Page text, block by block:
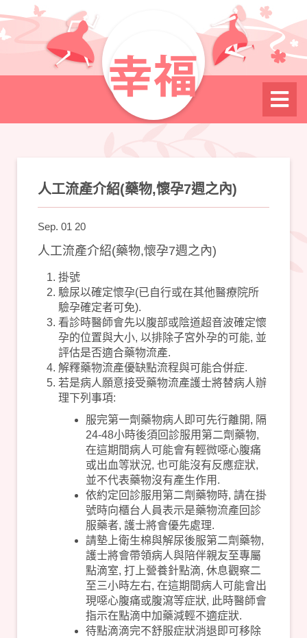
人工流產介紹(藥物,懷孕7週之內)
Sep. 01 20
人工流產介紹(藥物,懷孕7週之內)
掛號
驗尿以確定懷孕(已自行或在其他醫療院所
驗孕確定者可免).
看診時醫師會先以腹部或陰道超音波確定懷
孕的位置與大小, 以排除子宮外孕的可能, 並
評估是否適合藥物流產.
解釋藥物流產優缺點流程與可能合併症.
若是病人願意接受藥物流產護士將替病人辦
理下列事項:
服完第一劑藥物病人即可先行離開, 隔
24-48小時後須回診服用第二劑藥物,
在這期間病人可能會有輕微噁心腹痛
或出血等狀況, 也可能沒有反應症狀,
並不代表藥物沒有產生作用.
依約定回診服用第二劑藥物時, 請在掛
號時向櫃台人員表示是藥物流產回診
服藥者, 護士將會優先處理.
請墊上衛生棉與解尿後服第二劑藥物,
護士將會帶領病人與陪伴親友至專屬
點滴室, 打上營養針點滴, 休息觀察二
至三小時左右, 在這期間病人可能會出
現噁心腹痛或腹瀉等症狀, 此時醫師會
指示在點滴中加藥減輕不適症狀.
待點滴滴完不舒服症狀消退即可移除